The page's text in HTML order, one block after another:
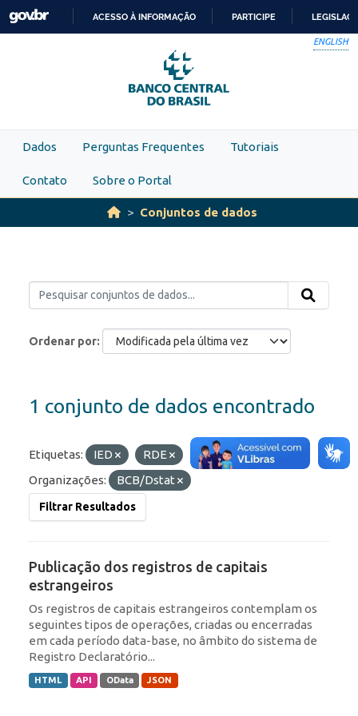
Skip to main content
PARA
O
CONTEÚDO
ACESSO À INFORMAÇÃO PARTICIPE
ENGLISH
Dados Perguntas Frequentes Tutoriais
Contato Sobre o Portal
Conjuntos de dados
Ordenar por
1 conjunto de dados encontrado
Etiquetas: IED RDE Formatos:
OData
Organizações:
BCB/Dstat
Filtrar Resultados
Publicação dos registros de capitais
estrangeiros
Os registros de capitais estrangeiros contemplam os
seguintes tipos de operações, criadas ou encerradas
em cada período data-base, no âmbito do sistema de
Registro Declaratório...
HTML API OData JSON